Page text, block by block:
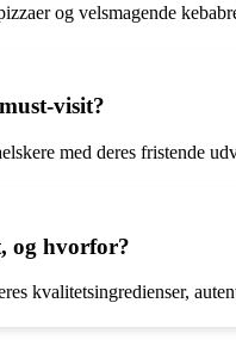
og velsmagende
visit?
med deres fristende
og hvorfor?
kvalitetsingredienser,